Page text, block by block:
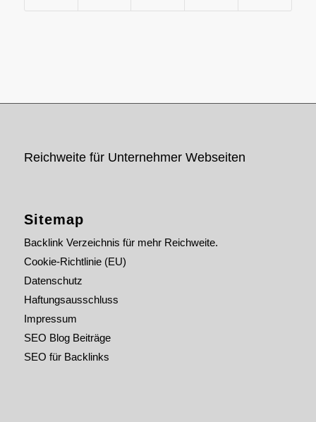
Reichweite für Unternehmer Webseiten
Sitemap
Backlink Verzeichnis für mehr Reichweite.
Cookie-Richtlinie (EU)
Datenschutz
Haftungsausschluss
Impressum
SEO Blog Beiträge
SEO für Backlinks